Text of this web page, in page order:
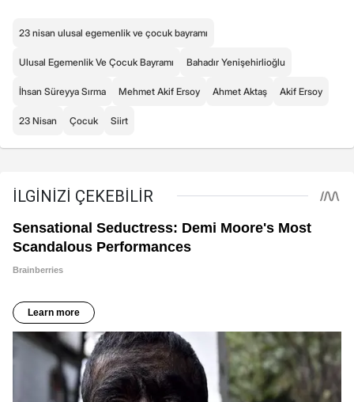
23 nisan ulusal egemenlik ve çocuk bayramı
Ulusal Egemenlik Ve Çocuk Bayramı Bahadır Yenişehirlioğlu
İhsan Süreyya Sırma Mehmet Akif Ersoy Ahmet Aktaş Akif Ersoy
23 Nisan Çocuk Siirt